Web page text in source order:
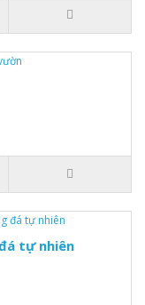
tự nhiên